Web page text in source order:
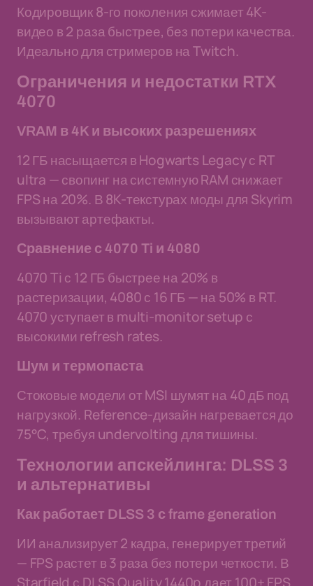
Кодировщик 8-го поколения сжимает 4K-
видео в 2 раза быстрее, без потери качества.
Идеально для стримеров на Twitch.
Ограничения и недостатки RTX
4070
VRAM в 4K и высоких разрешениях
12 ГБ насыщается в Hogwarts Legacy с RT
ultra — свопинг на системную RAM снижает
FPS на 20%. В 8K-текстурах моды для Skyrim
вызывают артефакты.
Сравнение с 4070 Ti и 4080
4070 Ti с 12 ГБ быстрее на 20% в
растеризации, 4080 с 16 ГБ — на 50% в RT.
4070 уступает в multi-monitor setup с
высокими refresh rates.
Шум и термопаста
Стоковые модели от MSI шумят на 40 дБ под
нагрузкой. Reference-дизайн нагревается до
75°C, требуя undervolting для тишины.
Технологии апскейлинга: DLSS 3
и альтернативы
Как работает DLSS 3 с frame generation
ИИ анализирует 2 кадра, генерирует третий
— FPS растет в 3 раза без потери четкости. В